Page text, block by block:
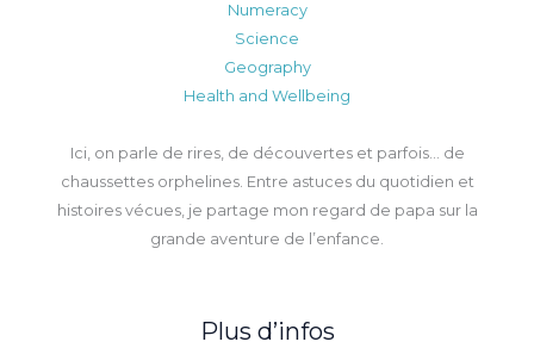
Numeracy
Science
Geography
Health and Wellbeing
Ici, on parle de rires, de découvertes et parfois… de
chaussettes orphelines. Entre astuces du quotidien et
histoires vécues, je partage mon regard de papa sur la
grande aventure de l’enfance.
Plus d’infos